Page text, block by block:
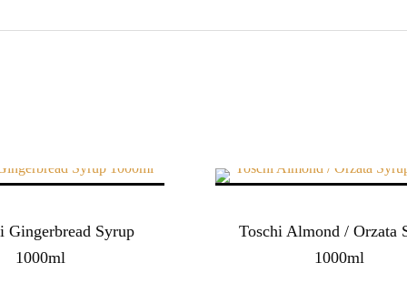
Gingerbread Syrup
1000ml
Toschi Almond / Orzata
1000ml